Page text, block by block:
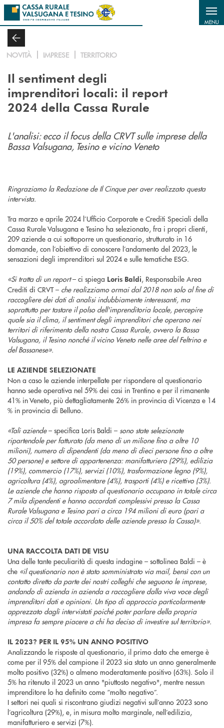
Salta al contenuto principale
MENU
NOVITÀ IMPRESE TERRITORIO
Il sentiment degli
imprenditori locali: il report
2024 della Cassa Rurale
L'analisi: ecco il focus della CRVT sulle imprese della
Bassa Valsugana, Tesino e vicino Veneto
Ringraziamo la Redazione de Il Cinque per aver realizzato questa
intervista.
Tra marzo e aprile 2024 l’Ufficio Corporate e Crediti Speciali della
Cassa Rurale Valsugana e Tesino ha selezionato, fra i propri clienti,
209 aziende a cui sottoporre un questionario, strutturato in 16
domande, con l’obiettivo di conoscere l’andamento del 2023, le
sensazioni degli imprenditori sul 2024 e sulle tematiche ESG.
«Si tratta di un report– ci spiega Loris Baldi, Responsabile Area
Crediti di CRVT – che realizziamo ormai dal 2018 non solo al fine di
raccogliere dei dati di analisi indubbiamente interessanti, ma
soprattutto per tastare il polso dell'imprenditoria locale, percepire
quale sia il clima, il sentiment degli imprenditori che operano nei
territori di riferimento della nostra Cassa Rurale, ovvero la Bassa
Valsugana, il Tesino nonché il vicino Veneto nelle aree del Feltrino e
del Bassanese».
LE AZIENDE SELEZIONATE
Non a caso le aziende interpellate per rispondere al questionario
hanno sede operativa nel 59% dei casi in Trentino e per il rimanente
41% in Veneto, più dettagliatamente 26% in provincia di Vicenza e 14
% in provincia di Belluno.
«Tali aziende– specifica Loris Baldi – sono state selezionate
ripartendole per fatturato (da meno di un milione fino a oltre 10
milioni), numero di dipendenti (da meno di dieci persone fino a oltre
50 persone) e settore di appartenenza: manifatturiero (29%), edilizia
(19%), commercio (17%), servizi (10%), trasformazione legno (9%),
agricoltura (4%), agroalimentare (4%), trasporti (4%) e ricettivo (3%).
Le aziende che hanno risposto al questionario occupano in totale circa
7 mila dipendenti e hanno accordati complessivi presso la Cassa
Rurale Valsugana e Tesino pari a circa 194 milioni di euro (pari a
circa il 50% del totale accordato delle aziende presso la Cassa)».
UNA RACCOLTA DATI DE VISU
Una delle tante peculiarità di questa indagine – sottolinea Baldi – è
che «il questionario non è stato somministrato via mail, bensì con un
contatto diretto da parte dei nostri colleghi che seguono le imprese,
andando di azienda in azienda a raccogliere dalla viva voce degli
imprenditori dati e opinioni. Un tipo di approccio particolarmente
apprezzato dagli intervistati poiché poter parlare della propria
impresa fa sempre piacere a chi ha deciso di investire sul territorio».
IL 2023? PER IL 95% UN ANNO POSITIVO
Analizzando le risposte al questionario, il primo dato che emerge è
come per il 95% del campione il 2023 sia stato un anno generalmente
molto positivo (32%) o almeno moderatamente positivo (63%). Solo il
5% ha ritenuto il 2023 un anno "piuttosto negativo", mentre nessun
imprenditore lo ha definito come “molto negativo”.
I settori nei quali si riscontrano giudizi negativi sull’anno 2023 sono
l’agricoltura (29%), e, in misura molto marginale, nell’edilizia,
manifatturiero e servizi (7%).